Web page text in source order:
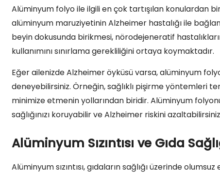
Alüminyum folyo ile ilgili en çok tartışılan konulardan
alüminyum maruziyetinin Alzheimer hastalığı ile
beyin dokusunda birikmesi, nörodejeneratif
kullanımını sınırlama gerekliliğini ortaya koymaktadır.
Eğer ailenizde Alzheimer öyküsü varsa, alüminyum
deneyebilirsiniz. Örneğin, sağlıklı pişirme yöntemleri
minimize etmenin yollarından biridir. Alüminyum
sağlığınızı koruyabilir ve Alzheimer riskini
Alüminyum Sızıntısı ve Gıda
Alüminyum sızıntısı, gıdaların sağlığı üzerinde